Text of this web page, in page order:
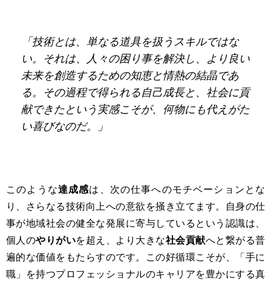
「技術とは、単なる道具を扱うスキルではな
い。それは、人々の困り事を解決し、より良い
未来を創造するための知恵と情熱の結晶であ
る。その過程で得られる自己成長と、社会に貢
献できたという実感こそが、何物にも代えがた
い喜びなのだ。」
このような達成感は、次の仕事へのモチベーションとな
り、さらなる技術向上への意欲を掻き立てます。自身の仕
事が地域社会の健全な発展に寄与しているという認識は、
個人のやりがいを超え、より大きな社会貢献へと繋がる普
遍的な価値をもたらすのです。この好循環こそが、「手に
職」を持つプロフェッショナルのキャリアを豊かにする真